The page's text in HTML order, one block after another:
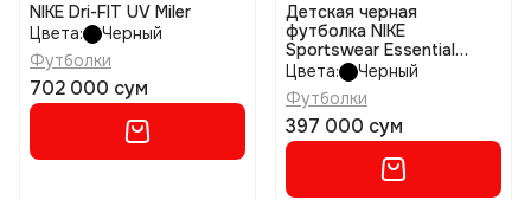
NIKE Dri-FIT UV Miler
Цвета:
Черный
Футболки
702 000 сум
Детская черная
футболка NIKE
Sportswear Essential
размер l
Цвета:
Черный
Футболки
397 000 сум